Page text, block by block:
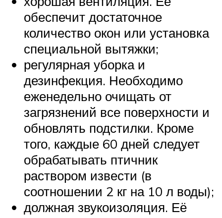
обеспечит достаточное
количество окон или установка
специальной вытяжки;
регулярная уборка и
дезинфекция. Необходимо
еженедельно очищать от
загрязнений все поверхности и
обновлять подстилки. Кроме
того, каждые 60 дней следует
обрабатывать птичник
раствором извести (в
соотношении 2 кг на 10 л воды);
должная звукоизоляция. Её